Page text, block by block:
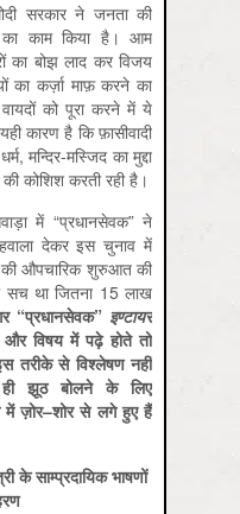
सरकार ने जनता की
का काम किया है। आम
का बोझ लाद कर विजय
का कर्ज़ा माफ़ करने का
को पूरा करने में ये
कारण है कि फ़ासीवादी
मन्दिर-मस्जिद का मुद्दा
कोशिश करती रही है।
में “प्रधानसेवक” ने
देकर इस चुनाव में
की औपचारिक शुरुआत की
सच था जितना 15 लाख
“प्रधानसेवक” इण्टायर
और विषय में पढ़े होते तो
तरीके से विश्लेषण नहीं
ही झूठ बोलने के लिए
में ज़ोर–शोर से लगे हुए हैं
के साम्प्रदायिक भाषणों